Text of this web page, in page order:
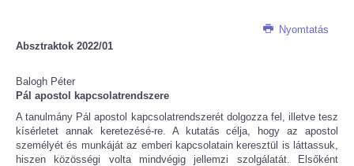
Nyomtatás
Absztraktok 2022/01
Balogh Péter
Pál apostol kapcsolatrendszere
A tanulmány Pál apostol kapcsolatrendszerét dolgozza fel, illetve tesz
kísérletet annak keretezésé-re. A kutatás célja, hogy az apostol
személyét és munkáját az emberi kapcsolatain keresztül is láttassuk,
hiszen közösségi volta mindvégig jellemzi szolgálatát. Elsőként